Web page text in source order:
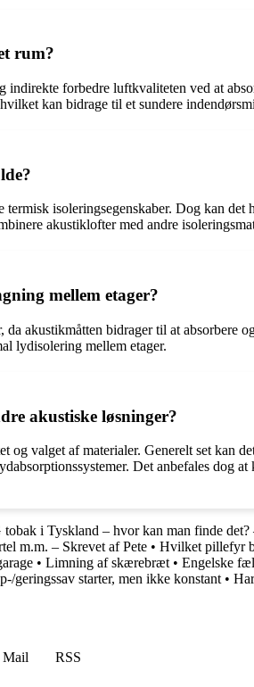
rum?
forbedre luftkvaliteten ved at
kan bidrage til et sundere
isoleringsegenskaber. Dog kan
akustiklofter med andre
mellem etager?
akustikmåtten bidrager til at absorbere
lydisolering mellem etager.
akustiske løsninger?
valget af materialer. Generelt set kan
Det anbefales dog
tobak i Tyskland – hvor kan man finde det?
m.m. – Skrevet af Pete • Hvilket pillefyr
• Limning af skærebræt • Engelske
geringssav starter, men ikke konstant •
Mail
RSS